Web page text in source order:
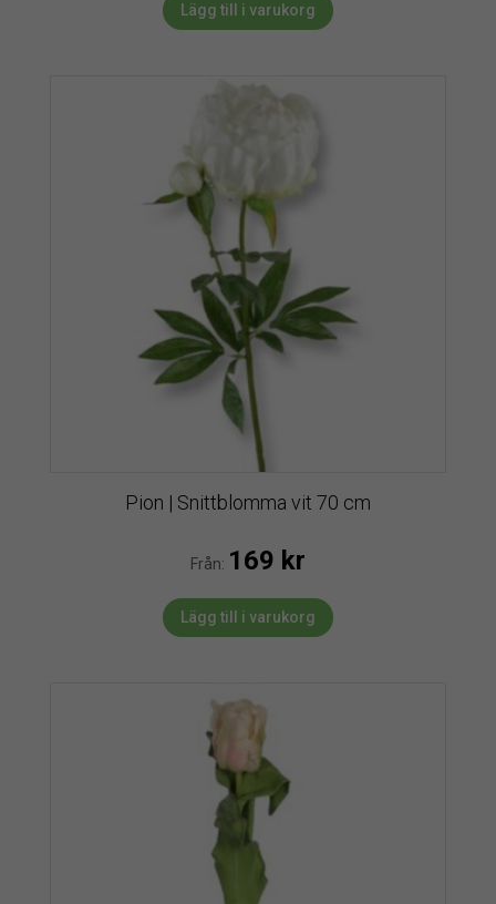
Lägg till i varukorg
Pion | Snittblomma vit 70 cm
Från: 169 kr
Lägg till i varukorg